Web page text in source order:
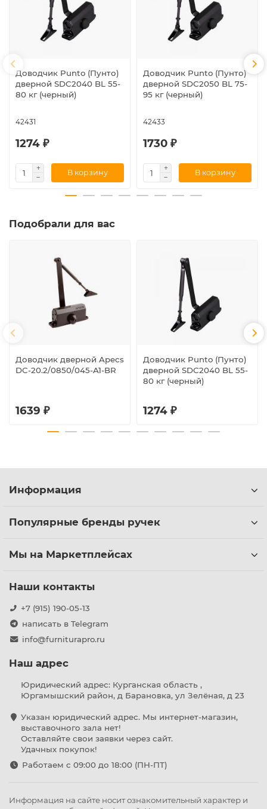
Доводчик Punto (Пунто)
дверной SDC2040 BL 55-
80 кг (черный)
42431
1274 ₽
В корзину
Доводчик Punto (Пунто)
дверной SDC2050 BL 75-
95 кг (черный)
42433
1730 ₽
В корзину
Подобрали для вас
Доводчик дверной Apecs
DC-20.2/0850/045-A1-BR
1639 ₽
Доводчик Punto (Пунто)
дверной SDC2040 BL 55-
80 кг (черный)
1274 ₽
Информация
Популярные бренды ручек
Мы на Маркетплейсах
Наши контакты
+7 (915) 190-05-13
написать в Telegram
info@furniturapro.ru
Наш адрес
Юридический адрес: Курганская область ,
Юргамышский район, д Барановка, ул Зелёная, д 23
Указан юридический адрес. Мы интернет-магазин,
выставочного зала нет!
Оставляйте свои заявки через сайт.
Удачных покупок!
Работаем с 09:00 до 18:00 (ПН-ПТ)
Информация на сайте носит ознакомительный характер и